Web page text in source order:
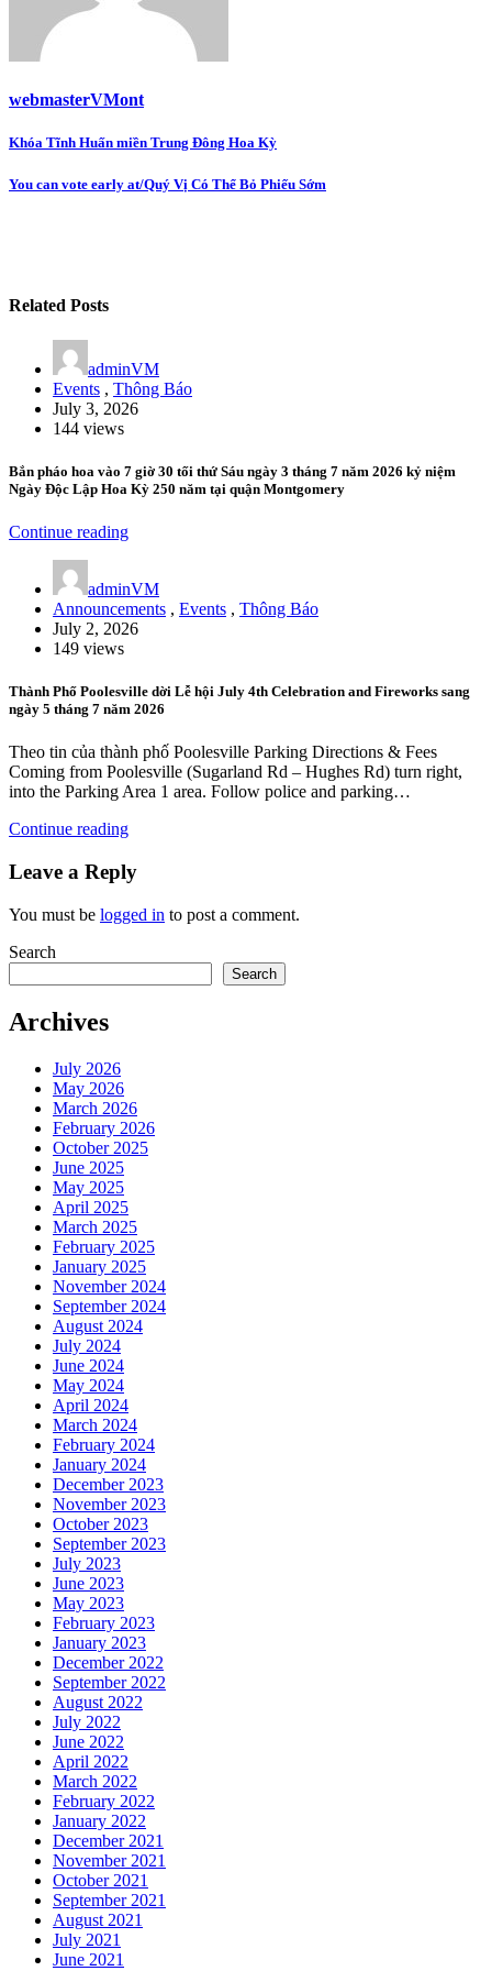
webmasterVMont
Post
navigation
Khóa Tĩnh Huấn miền Trung Đông Hoa Kỳ
You can vote early at/Quý Vị Có Thể Bỏ Phiếu Sớm
Related Posts
adminVM
Events , Thông Báo
July 3, 2026
144 views
Bắn pháo hoa vào 7 giờ 30 tối thứ Sáu ngày 3 tháng 7 năm 2026 kỷ niệm
Ngày Độc Lập Hoa Kỳ 250 năm tại quận Montgomery
Continue reading
adminVM
Announcements , Events , Thông Báo
July 2, 2026
149 views
Thành Phố Poolesville dời Lễ hội July 4th Celebration and Fireworks sang
ngày 5 tháng 7 năm 2026
Theo tin của thành phố Poolesville Parking Directions & Fees
Coming from Poolesville (Sugarland Rd – Hughes Rd) turn right,
into the Parking Area 1 area. Follow police and parking…
Continue reading
Leave a Reply
You must be logged in to post a comment.
Search
Search
Archives
July 2026
May 2026
March 2026
February 2026
October 2025
June 2025
May 2025
April 2025
March 2025
February 2025
January 2025
November 2024
September 2024
August 2024
July 2024
June 2024
May 2024
April 2024
March 2024
February 2024
January 2024
December 2023
November 2023
October 2023
September 2023
July 2023
June 2023
May 2023
February 2023
January 2023
December 2022
September 2022
August 2022
July 2022
June 2022
April 2022
March 2022
February 2022
January 2022
December 2021
November 2021
October 2021
September 2021
August 2021
July 2021
June 2021